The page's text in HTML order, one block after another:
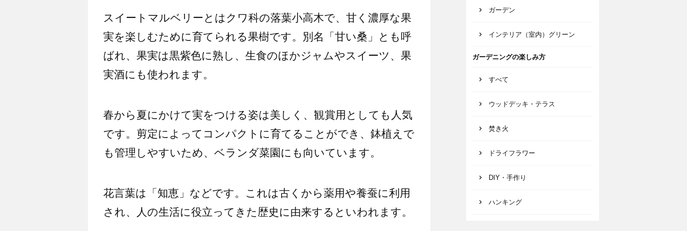
スイートマルベリーとはクワ科の落葉小高木で、甘く濃厚な果
実を楽しむために育てられる果樹です。別名「甘い桑」とも呼
ばれ、果実は黒紫色に熟し、生食のほかジャムやスイーツ、果
実酒にも使われます。
春から夏にかけて実をつける姿は美しく、観賞用としても人気
です。剪定によってコンパクトに育てることができ、鉢植えで
も管理しやすいため、ベランダ菜園にも向いています。
花言葉は「知恵」などです。これは古くから薬用や養蚕に利用
され、人の生活に役立ってきた歴史に由来するといわれます。
ガーデン
インテリア（室内）グリーン
ガーデニングの楽しみ方
すべて
ウッドデッキ・テラス
焚き火
ドライフラワー
DIY・手作り
ハンキング